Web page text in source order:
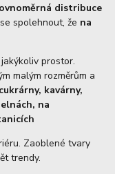
distribuce
spolehnout, že na
prostor.
malým rozměrům a
kavárny,
na
Zaoblené tvary
trendy.